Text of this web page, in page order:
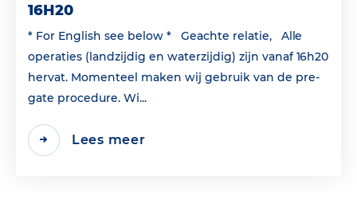
16H20
* For English see below * Geachte relatie, Alle
operaties (landzijdig en waterzijdig) zijn vanaf 16h20
hervat. Momenteel maken wij gebruik van de pre-
gate procedure. Wi...
Lees meer